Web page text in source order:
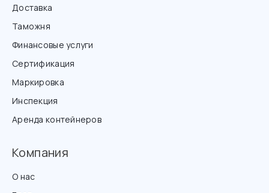
Доставка
Таможня
Финансовые услуги
Сертификация
Маркировка
Инспекция
Аренда контейнеров
Компания
О нас